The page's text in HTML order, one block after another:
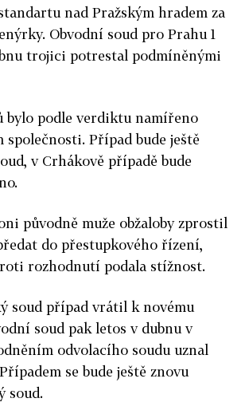
nad Pražským hradem za
Obvodní soud pro Prahu 1
trojici potrestal podmíněnými
bylo podle verdiktu namířeno
Případ bude ještě
v Crhákově případě bude
původně muže obžaloby zprostil
do přestupkového řízení,
rozhodnutí podala stížnost.
soud případ vrátil k novému
soud pak letos v dubnu v
odvolacího soudu uznal
se bude ještě znovu
soud.